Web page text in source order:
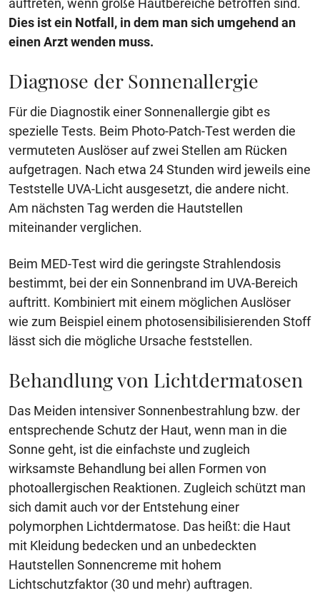
Dies ist ein Notfall, in dem man sich umgehend an
einen Arzt wenden muss.
Diagnose der Sonnenallergie
Für die Diagnostik einer Sonnenallergie gibt es
spezielle Tests. Beim Photo-Patch-Test werden die
vermuteten Auslöser auf zwei Stellen am Rücken
aufgetragen. Nach etwa 24 Stunden wird jeweils eine
Teststelle UVA-Licht ausgesetzt, die andere nicht.
Am nächsten Tag werden die Hautstellen
miteinander verglichen.
Beim MED-Test wird die geringste Strahlendosis
bestimmt, bei der ein Sonnenbrand im UVA-Bereich
auftritt. Kombiniert mit einem möglichen Auslöser
wie zum Beispiel einem photosensibilisierenden Stoff
lässt sich die mögliche Ursache feststellen.
Behandlung von Lichtdermatosen
Das Meiden intensiver Sonnenbestrahlung bzw. der
entsprechende Schutz der Haut, wenn man in die
Sonne geht, ist die einfachste und zugleich
wirksamste Behandlung bei allen Formen von
photoallergischen Reaktionen. Zugleich schützt man
sich damit auch vor der Entstehung einer
polymorphen Lichtdermatose. Das heißt: die Haut
mit Kleidung bedecken und an unbedeckten
Hautstellen Sonnencreme mit hohem
Lichtschutzfaktor (30 und mehr) auftragen.